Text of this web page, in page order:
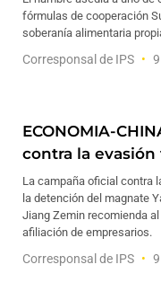
fórmulas de cooperación
soberanía alimentaria
Corresponsal de IPS
ECONOMIA-
contra la evasión
La campaña oficial contra
la detención del magnate
Jiang Zemin recomienda
afiliación de empresarios.
Corresponsal de IPS